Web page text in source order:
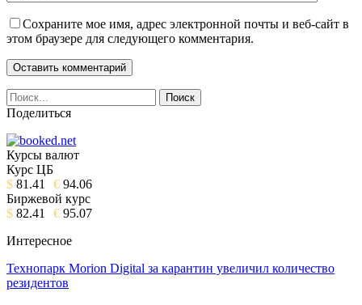
Сохраните мое имя, адрес электронной почты и веб-сайт в
этом браузере для следующего комментария.
Поделиться
Курсы валют
Курс ЦБ
$ 81.41 € 94.06
Биржевой курс
$ 82.41 € 95.07
Интересное
Технопарк Morion Digital за карантин увеличил количество
резидентов